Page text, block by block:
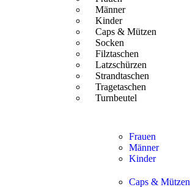
Männer
Kinder
Caps & Mützen
Socken
Filztaschen
Latzschürzen
Strandtaschen
Tragetaschen
Turnbeutel
Frauen
Männer
Kinder
Caps & Mützen